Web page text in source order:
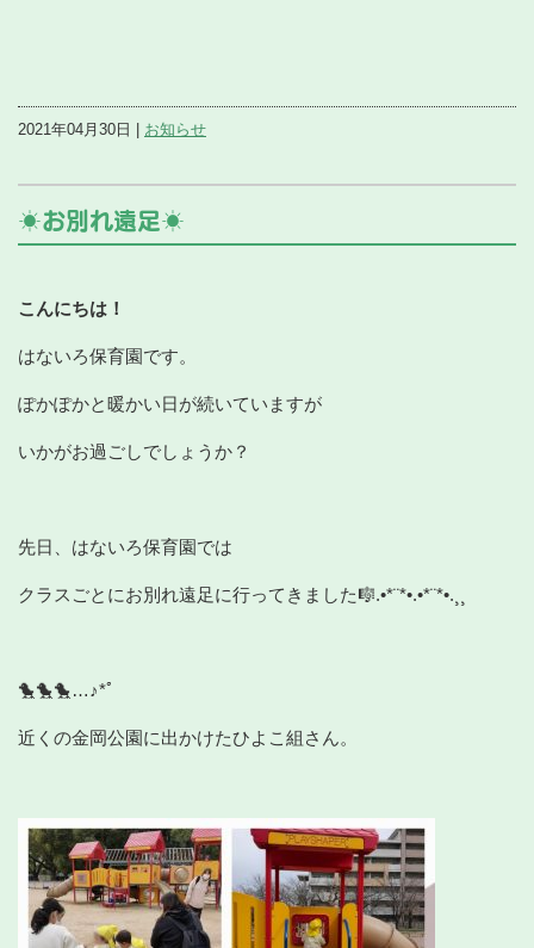
2021年04月30日 | お知らせ
☀️お別れ遠足☀️
こんにちは！
はないろ保育園です。
ぽかぽかと暖かい日が続いていますが
いかがお過ごしでしょうか？
先日、はないろ保育園では
クラスごとにお別れ遠足に行ってきました🎼.•*¨*•.•*¨*•.¸¸
🐤🐤🐤…♪*ﾟ
近くの金岡公園に出かけたひよこ組さん。